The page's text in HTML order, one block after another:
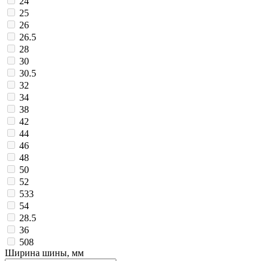
25
26
26.5
28
30
30.5
32
34
38
42
44
46
48
50
52
533
54
28.5
36
508
Ширина шины, мм